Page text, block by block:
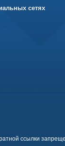
сетях
ссылки